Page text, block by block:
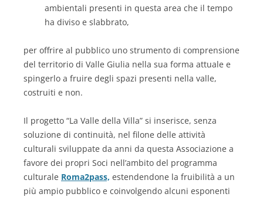
ambientali presenti in questa area che il tempo
ha diviso e slabbrato,
per offrire al pubblico uno strumento di comprensione
del territorio di Valle Giulia nella sua forma attuale e
spingerlo a fruire degli spazi presenti nella valle,
costruiti e non.
Il progetto “La Valle della Villa” si inserisce, senza
soluzione di continuità, nel filone delle attività
culturali sviluppate da anni da questa Associazione a
favore dei propri Soci nell’ambito del programma
culturale Roma2pass, estendendone la fruibilità a un
più ampio pubblico e coinvolgendo alcuni esponenti